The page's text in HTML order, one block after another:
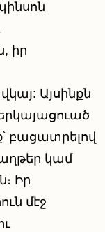
իր
Այսինքն
բացատրելով
կամ
Իր
մէջ